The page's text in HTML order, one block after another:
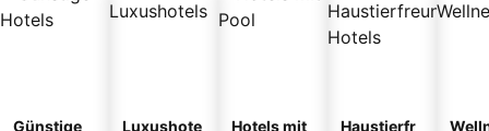
Günstige
Luxushote
Hotels mit
Haustierfr